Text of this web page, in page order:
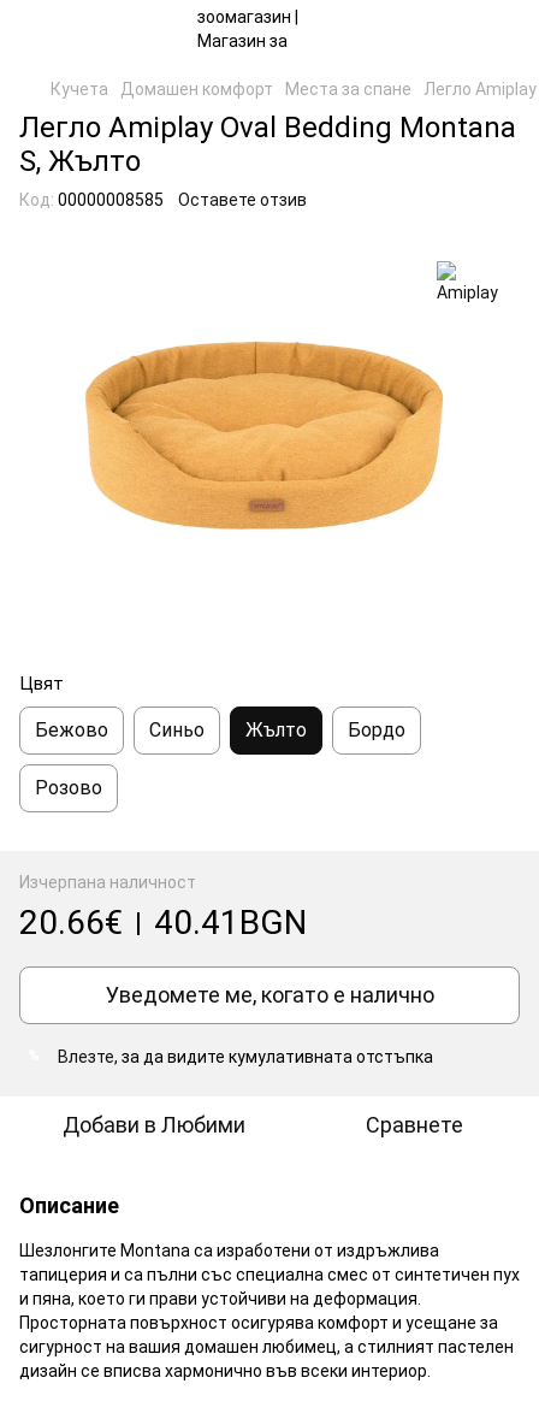
Кучета Домашен комфорт Места за спане Легло
Легло Amiplay Oval Bedding Montana
S, Жълто
Код: 00000008585 Оставете отзив
Цвят
Бежово Синьо Жълто Бордо
Розово
Изчерпана наличност
20.66€ | 40.41BGN
Уведомете ме, когато е налично
Влезте, за да видите кумулативната отстъпка
Добави в Любими Сравнете
Описание
Шезлонгите Montana са изработени от издръжлива
тапицерия и са пълни със специална смес от синтетичен пух
и пяна, което ги прави устойчиви на деформация.
Просторната повърхност осигурява комфорт и усещане за
сигурност на вашия домашен любимец, а стилният пастелен
дизайн се вписва хармонично във всеки интериор.